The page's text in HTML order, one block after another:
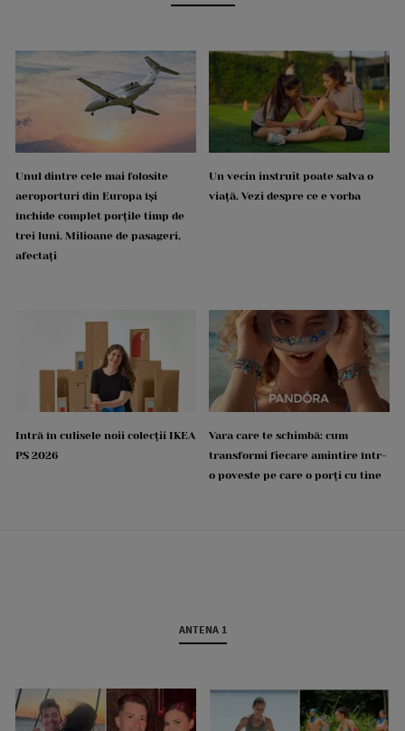
Unul dintre cele mai folosite
aeroporturi din Europa își
închide complet porțile timp de
trei luni. Milioane de pasageri,
afectați
Un vecin instruit poate salva o
viață. Vezi despre ce e vorba
Intră în culisele noii colecții IKEA
PS 2026
Vara care te schimbă: cum
transformi fiecare amintire într-
o poveste pe care o porți cu tine
ANTENA 1